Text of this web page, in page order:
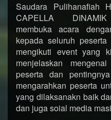
Saudara Pulihanafiah
CAPELLA DINAMIK
membuka acara
kepada seluruh
mengikuti event yang
menjelaskan
peserta dan
mengarahkan peserta
yang dilaksanakn baik
dan juga soial media